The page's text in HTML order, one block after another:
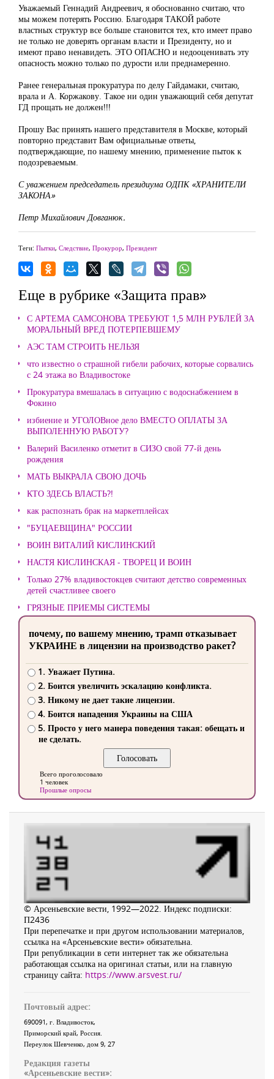
Уважаемый Геннадий Андреевич, я обоснованно считаю, что
мы можем потерять Россию. Благодаря ТАКОЙ работе
властных структур все больше становится тех, кто имеет право
не только не доверять органам власти и Президенту, но и
имеют право ненавидеть. ЭТО ОПАСНО и недооценивать эту
опасность можно только по дурости или преднамеренно.
Ранее генеральная прокуратура по делу Гайдамаки, считаю,
врала и А. Коржакову. Такое ни один уважающий себя депутат
ГД прощать не должен!!!
Прошу Вас принять нашего представителя в Москве, который
повторно представит Вам официальные ответы,
подтверждающие, по нашему мнению, применение пыток к
подозреваемым.
С уважением председатель президиума ОДПК «ХРАНИТЕЛИ
ЗАКОНА»
Петр Михайлович Довганюк.
Теги: Пытки, Следствие, Прокурор, Президент
Еще в рубрике «Защита прав»
С АРТЕМА САМСОНОВА ТРЕБУЮТ 1,5 МЛН РУБЛЕЙ ЗА
МОРАЛЬНЫЙ ВРЕД ПОТЕРПЕВШЕМУ
АЭС ТАМ СТРОИТЬ НЕЛЬЗЯ
что известно о страшной гибели рабочих, которые сорвались
с 24 этажа во Владивостоке
Прокуратура вмешалась в ситуацию с водоснабжением в
Фокино
избиение и УГОЛОВное дело ВМЕСТО ОПЛАТЫ ЗА
ВЫПОЛЕННУЮ РАБОТУ?
Валерий Василенко отметит в СИЗО свой 77-й день
рождения
МАТЬ ВЫКРАЛА СВОЮ ДОЧЬ
КТО ЗДЕСЬ ВЛАСТЬ?!
как распознать брак на маркетплейсах
"БУЦАЕВЩИНА" РОССИИ
ВОИН ВИТАЛИЙ КИСЛИНСКИЙ
НАСТЯ КИСЛИНСКАЯ - ТВОРЕЦ И ВОИН
Только 27% владивостокцев считают детство современных
детей счастливее своего
ГРЯЗНЫЕ ПРИЕМЫ СИСТЕМЫ
почему, по вашему мнению, трамп отказывает
УКРАИНЕ в лицензии на производство ракет?
1. Уважает Путина.
2. Боится увеличить эскалацию конфликта.
3. Никому не дает такие лицензии.
4. Боится нападения Украины на США
5. Просто у него манера поведения такая: обещать и
не сделать.
Всего проголосовало
1 человек
Прошлые опросы
© Арсеньевские вести, 1992—2022. Индекс подписки:
П2436
При перепечатке и при другом использовании материалов,
ссылка на «Арсеньевские вести» обязательна.
При републикации в сети интернет так же обязательна
работающая ссылка на оригинал статьи, или на главную
страницу сайта: https://www.arsvest.ru/
Почтовый адрес:
690091, г. Владивосток,
Приморский край, Россия
Переулок Шевченко, дом 9, 27
Редакция газеты
«Арсеньевские вести»: